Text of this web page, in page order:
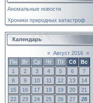
Аномальные новости
Хроники природных катастроф
Календарь
« Август 2016 »
Пн
Вт Ср Чт Пт Сб
Вс
1
2 3 4 5 6
7
8
9 10 11 12 13
14
15
16 17 18 19 20
21
22
23 24 25 26 27
28